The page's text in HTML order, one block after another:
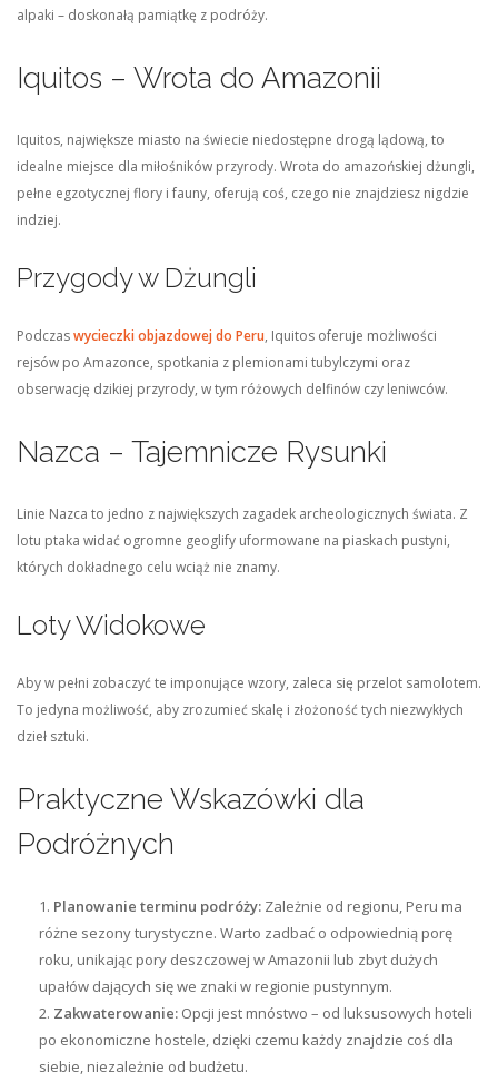
alpaki – doskonałą pamiątkę z podróży.
Iquitos – Wrota do Amazonii
Iquitos, największe miasto na świecie niedostępne drogą lądową, to
idealne miejsce dla miłośników przyrody. Wrota do amazońskiej dżungli,
pełne egzotycznej flory i fauny, oferują coś, czego nie znajdziesz nigdzie
indziej.
Przygody w Dżungli
Podczaswycieczki objazdowej do Peru, Iquitos oferuje możliwości
rejsów po Amazonce, spotkania z plemionami tubylczymi oraz
obserwację dzikiej przyrody, w tym różowych delfinów czy leniwców.
Nazca – Tajemnicze Rysunki
Linie Nazca to jedno z największych zagadek archeologicznych świata. Z
lotu ptaka widać ogromne geoglify uformowane na piaskach pustyni,
których dokładnego celu wciąż nie znamy.
Loty Widokowe
Aby w pełni zobaczyć te imponujące wzory, zaleca się przelot samolotem.
To jedyna możliwość, aby zrozumieć skalę i złożoność tych niezwykłych
dzieł sztuki.
Praktyczne Wskazówki dla
Podróżnych
Planowanie terminu podróży: Zależnie od regionu, Peru ma
różne sezony turystyczne. Warto zadbać o odpowiednią porę
roku, unikając pory deszczowej w Amazonii lub zbyt dużych
upałów dających się we znaki w regionie pustynnym.
Zakwaterowanie: Opcji jest mnóstwo – od luksusowych hoteli
po ekonomiczne hostele, dzięki czemu każdy znajdzie coś dla
siebie, niezależnie od budżetu.